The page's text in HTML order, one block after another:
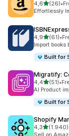
4,6de 5(26)
26 total de•
Effortlessly
4,9de 5(61)
61 total de
•
Import
Built for
Migratify:
4,4de 5(51)
51 total de
•
AI Product
Built for
Shopify
4,3de 5(1.940)
1940 total
Sell on